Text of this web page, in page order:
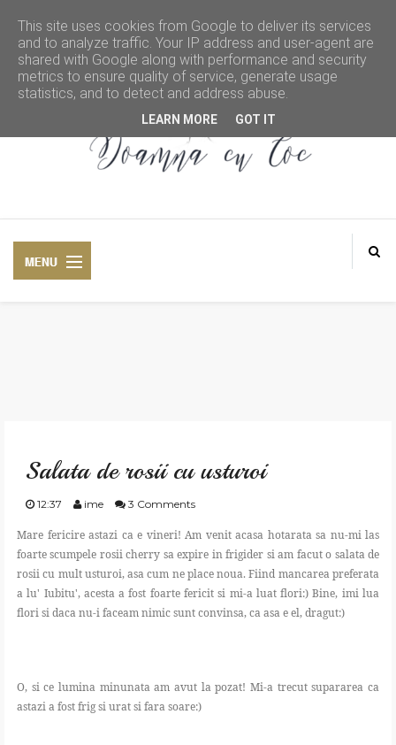
TRAIESTE
APRECIAZA
Salata de rosii cu usturoi
12:37 ime 3 Comments
Mare fericire astazi ca e vineri! Am venit acasa hotarata sa nu-mi las
foarte scumpele rosii cherry sa expire in frigider si am facut o salata de
rosii cu mult usturoi, asa cum ne place noua. Fiind mancarea preferata
a lu' Iubitu', acesta a fost foarte fericit si mi-a luat flori:) Bine, imi lua
flori si daca nu-i faceam nimic sunt convinsa, ca asa e el, dragut:)
O, si ce lumina minunata am avut la pozat! Mi-a trecut supararea ca
astazi a fost frig si urat si fara soare:)
This site uses cookies from Google to deliver its services
and to analyze traffic. Your IP address and user-agent are
shared with Google along with performance and security
metrics to ensure quality of service, generate usage
statistics, and to detect and address abuse.
LEARN MORE GOT IT